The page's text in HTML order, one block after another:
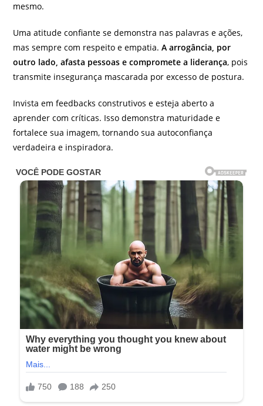
mesmo.
Uma atitude confiante se demonstra nas palavras e ações,
mas sempre com respeito e empatia.A arrogância, por
outro lado, afasta pessoas e compromete a liderança, pois
transmite insegurança mascarada por excesso de postura.
Invista em feedbacks construtivos e esteja aberto a
aprender com críticas. Isso demonstra maturidade e
fortalece sua imagem, tornando sua autoconfiança
verdadeira e inspiradora.